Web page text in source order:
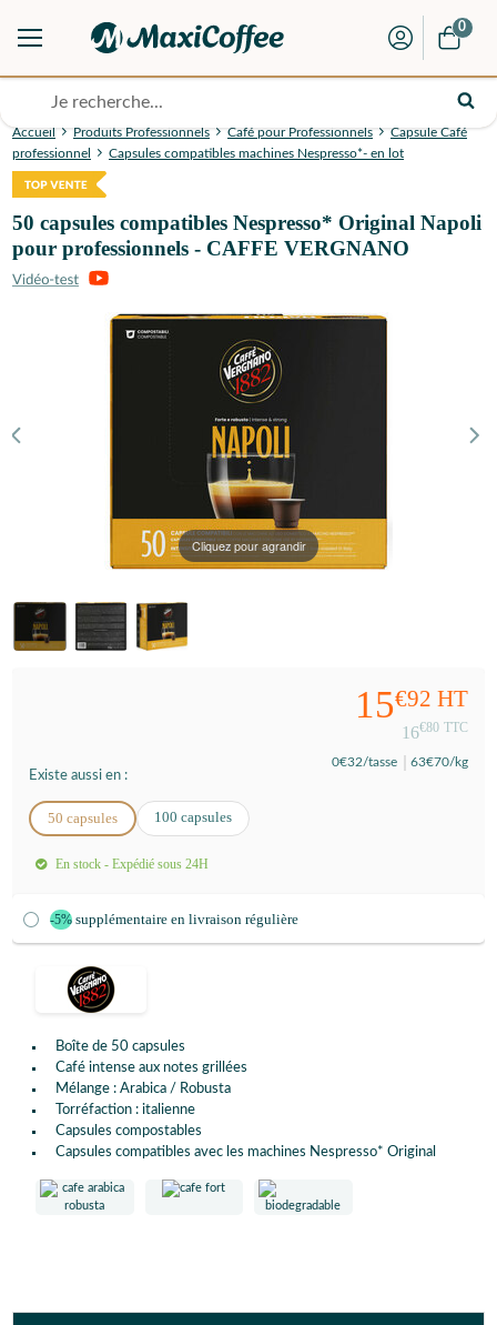
0
Accueil Produits Professionnels Café pour Professionnels
Capsule Café
professionnel
Capsules compatibles machines Nespresso*- en lot
50 capsules compatibles Nespresso* Original Napoli
pour professionnels - CAFFE VERGNANO
Cliquez pour agrandir
Boîte de 50 capsules
Café intense aux notes grillées
Mélange : Arabica / Robusta
Torréfaction : italienne
Capsules compostables
Capsules compatibles avec les machines Nespresso* Original
15€92 HT
16€80 TTC
0€32/tasse 63€70/kg
Existe aussi en :
50 capsules 100 capsules
En stock - Expédié sous 24H
-5% supplémentaire en livraison régulière